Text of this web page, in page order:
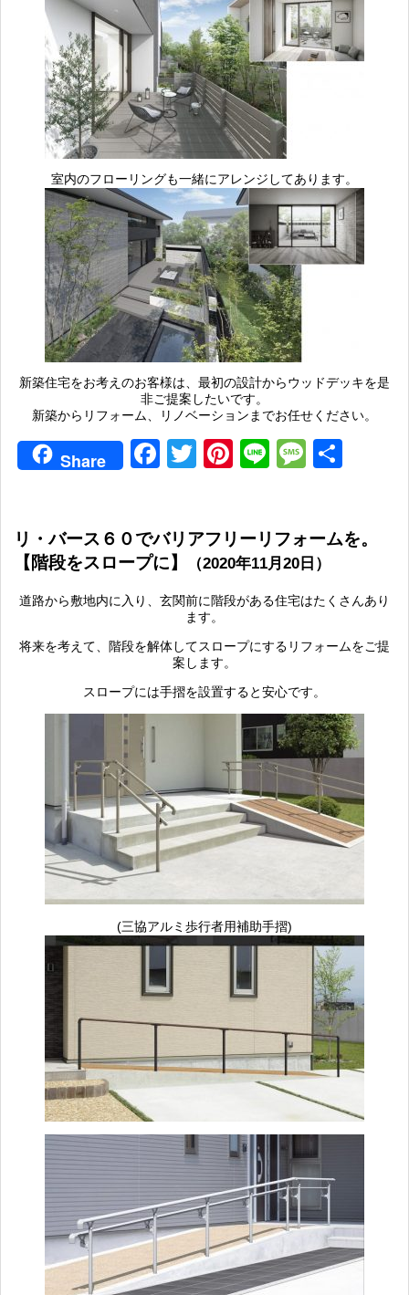
室内のフローリングも一緒にアレンジしてあります。
新築住宅をお考えのお客様は、最初の設計からウッドデッキを是
非ご提案したいです。
新築からリフォーム、リノベーションまでお任せください。
Share Facebook
Twitter
Pinterest
Line
リ・バース６０でバリアフリーリフォームを。
【階段をスロープに】
（2020年11月20日）
道路から敷地内に入り、玄関前に階段がある住宅はたくさんあり
ます。
将来を考えて、階段を解体してスロープにするリフォームをご提
案します。
スロープには手摺を設置すると安心です。
(三協アルミ歩行者用補助手摺)